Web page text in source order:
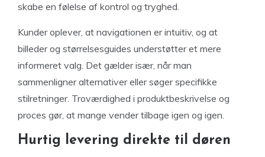
skabe en følelse af kontrol og tryghed.
Kunder oplever, at navigationen er intuitiv, og at
billeder og størrelsesguides understøtter et mere
informeret valg. Det gælder især, når man
sammenligner alternativer eller søger specifikke
stilretninger. Troværdighed i produktbeskrivelse og
proces gør, at mange vender tilbage igen og igen.
Hurtig levering direkte til døren